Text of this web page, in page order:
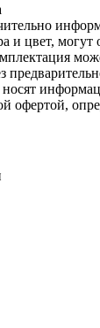
и цвет, могут
офертой,